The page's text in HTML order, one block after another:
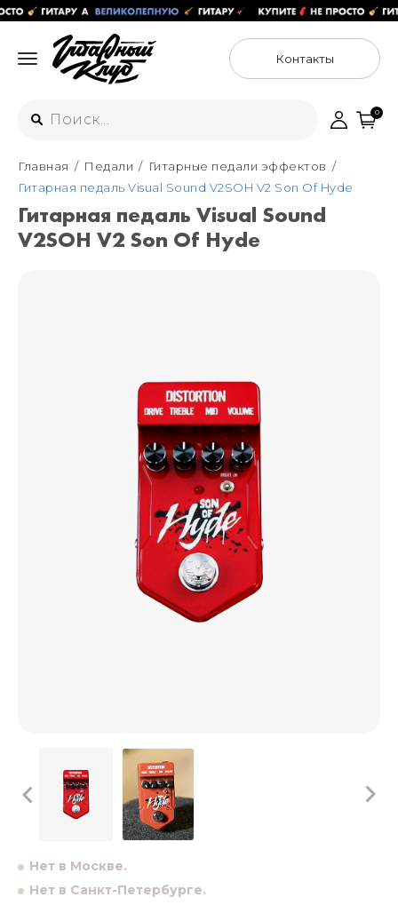
Контакты
Интернет-магазин
+7 (925) 125-54-44
Москва
+7 (925) 176-55-65
+7 (999) 213-51-93
0
Главная Педали
Гитарные педали эффектов
Гитарная педаль Visual Sound V2SOH V2 Son Of Hyde
Гитарная педаль Visual Sound
V2SOH V2 Son Of Hyde
Нет в Москве.
Нет в Санкт-Петербурге.